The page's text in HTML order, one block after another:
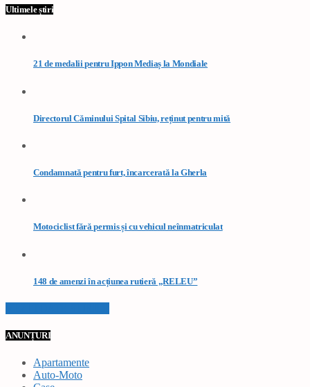
Ultimele știri
21 de medalii pentru Ippon Mediaș la Mondiale
Directorul Căminului Spital Sibiu, reținut pentru mită
Condamnată pentru furt, încarcerată la Gherla
Motociclist fără permis și cu vehicul neînmatriculat
148 de amenzi în acțiunea rutieră „RELEU”
ANUNȚURI
Apartamente
Auto-Moto